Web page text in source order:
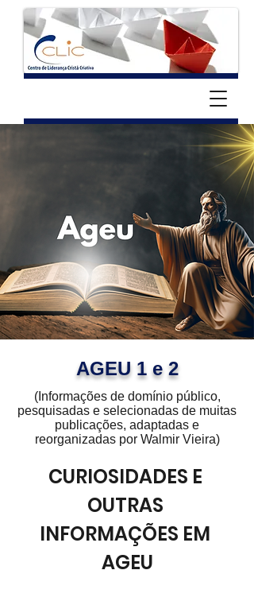
AGEU 1 e 2
(Informações de domínio público,
pesquisadas e selecionadas de muitas
publicações, adaptadas e
reorganizadas por Walmir Vieira)
CURIOSIDADES E
OUTRAS
INFORMAÇÕES EM
AGEU